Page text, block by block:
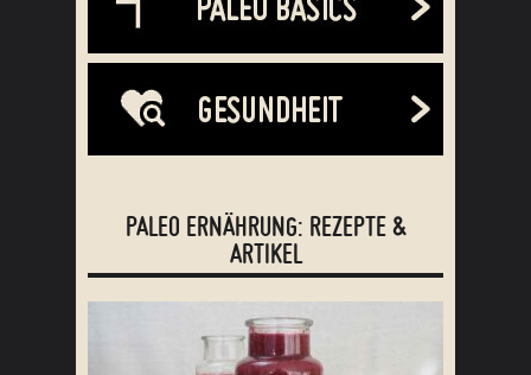
PALEO ERNÄHRUNG: REZEPTE &
ARTIKEL